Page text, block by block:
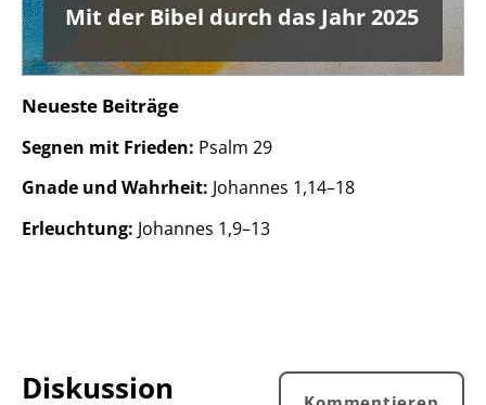
Mit der Bibel durch das Jahr 2025
Neueste Beiträge
Segnen mit Frieden: Psalm 29
Gnade und Wahrheit: Johannes 1,14–18
Erleuchtung: Johannes 1,9–13
Diskussion